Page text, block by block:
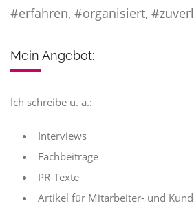
#erfahren, #organisiert,
Mein Angebot:
Ich schreibe u. a.:
Interviews
Fachbeiträge
PR-Texte
Artikel für Mitarbeiter- und